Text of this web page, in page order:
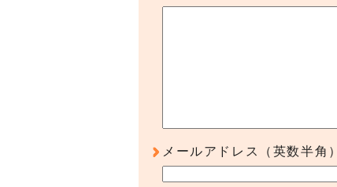
メールアドレス（英数半角）